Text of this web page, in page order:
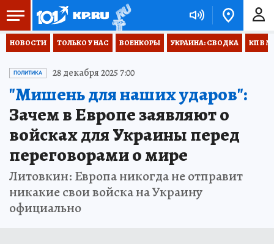
НОВОСТИ ТОЛЬКО У НАС ВОЕНКОРЫ УКРАИНА: СВОДКА КП В
ПОЛИТИКА 28 декабря 2025 7:00
"Мишень для наших ударов":
Зачем в Европе заявляют о
войсках для Украины перед
переговорами о мире
Литовкин: Европа никогда не отправит
никакие свои войска на Украину
официально